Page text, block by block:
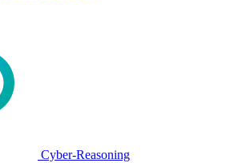
Cyber-Reasoning